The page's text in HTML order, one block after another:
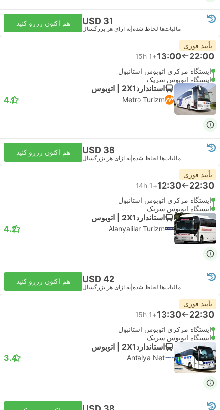
USD 31
مالیات‌ها لحاظ شده به ازای هر بزرگسال
هم اکنون رزرو کنید
تأیید فوری
22:00
13:00
+1
15h
ایستگاه مرکزی اتوبوس استانبول
ایستگاه اتوبوس سریک
استاندارد2X1 | اتوبوس
Metro Turizm
4.1
USD 38
مالیات‌ها لحاظ شده به ازای هر بزرگسال
هم اکنون رزرو کنید
تأیید فوری
22:30
12:30
+1
14h
ایستگاه مرکزی اتوبوس استانبول
ایستگاه اتوبوس سریک
استاندارد2X1 | اتوبوس
Alanyalilar Turizm
4.2
USD 42
مالیات‌ها لحاظ شده به ازای هر بزرگسال
هم اکنون رزرو کنید
تأیید فوری
22:30
13:30
+1
15h
ایستگاه مرکزی اتوبوس استانبول
ایستگاه اتوبوس سریک
استاندارد2X1 | اتوبوس
Antalya Net
3.4